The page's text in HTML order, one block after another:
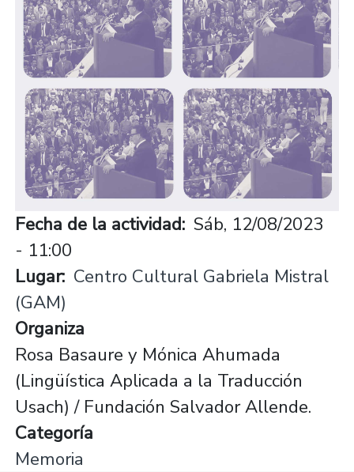
Fecha de la actividad Sáb, 12/08/2023
- 11:00
Lugar Centro Cultural Gabriela Mistral
(GAM)
Organiza
Rosa Basaure y Mónica Ahumada
(Lingüística Aplicada a la Traducción
Usach) / Fundación Salvador Allende.
Categoría
Memoria